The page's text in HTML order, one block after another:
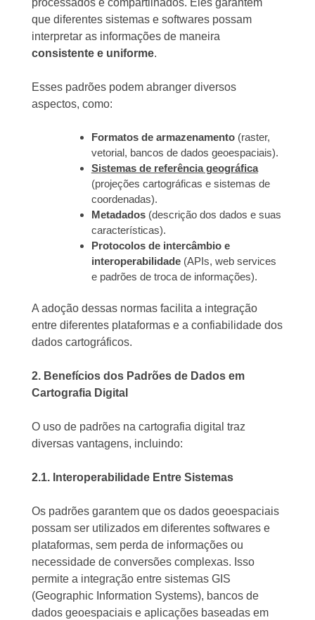
que diferentes sistemas e softwares possam
interpretar as informações de maneira
consistente e uniforme.
Esses padrões podem abranger diversos
aspectos, como:
Formatos de armazenamento(raster,
vetorial, bancos de dados geoespaciais).
Sistemas de referência geográfica
(projeções cartográficas e sistemas de
coordenadas).
Metadados(descrição dos dados e suas
características).
Protocolos de intercâmbio e
interoperabilidade(APIs, web services
e padrões de troca de informações).
A adoção dessas normas facilita a integração
entre diferentes plataformas e a confiabilidade dos
dados cartográficos.
2. Benefícios dos Padrões de Dados em
Cartografia Digital
O uso de padrões na cartografia digital traz
diversas vantagens, incluindo:
2.1. Interoperabilidade Entre Sistemas
Os padrões garantem que os dados geoespaciais
possam ser utilizados em diferentes softwares e
plataformas, sem perda de informações ou
necessidade de conversões complexas. Isso
permite a integração entre sistemas GIS
(Geographic Information Systems), bancos de
dados geoespaciais e aplicações baseadas em